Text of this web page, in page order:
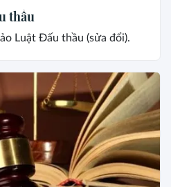
thầu
Luật Đấu thầu (sửa đổi).